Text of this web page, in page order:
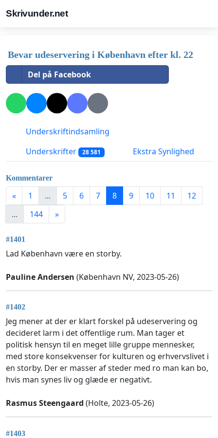
Skrivunder.net
Bevar udeservering i København efter kl. 22
Del på Facebook
Underskriftindsamling
Underskrifter
28 581 Ekstra Synlighed
Kommentarer
« 1 ... 5 6 7 8 9 10 11
12
...
144 »
#1401
Lad København være en storby.
Pauline Andersen (København NV, 2023-05-26)
#1402
Jeg mener at der er klart forskel på udeservering og
decideret larm i det offentlige rum. Man tager et
politisk hensyn til en meget lille gruppe mennesker,
med store konsekvenser for kulturen og erhvervslivet i
en storby. Der er masser af steder med ro man kan bo,
hvis man synes liv og glæde er negativt.
Rasmus Steengaard (Holte, 2023-05-26)
#1403